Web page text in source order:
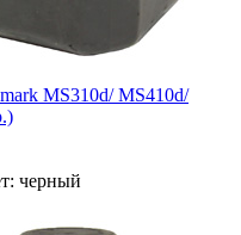
MS310d/ MS410d/
черный